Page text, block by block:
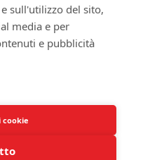
sull'utilizzo del sito,
media e per
e pubblicità
cookie